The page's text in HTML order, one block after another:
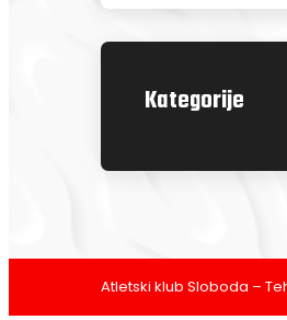
Kategorije
Atletski klub Sloboda –